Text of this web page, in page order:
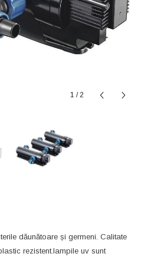
1 / 2
dăunătoare și germeni. Calitate
rezistent.lampile uv sunt